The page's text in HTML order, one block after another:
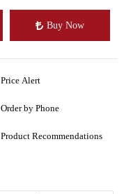
Buy Now
Price Alert
Order by Phone
Product Recommendations